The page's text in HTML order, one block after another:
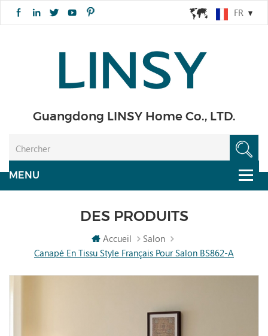
FR
Guangdong LINSY Home Co., LTD.
DES PRODUITS
Accueil
Salon
Canapé En Tissu Style Français Pour Salon BS862-A